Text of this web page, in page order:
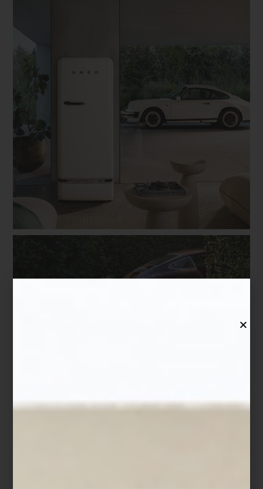
Contemporánea y sofisticada, su color verde profundo revela